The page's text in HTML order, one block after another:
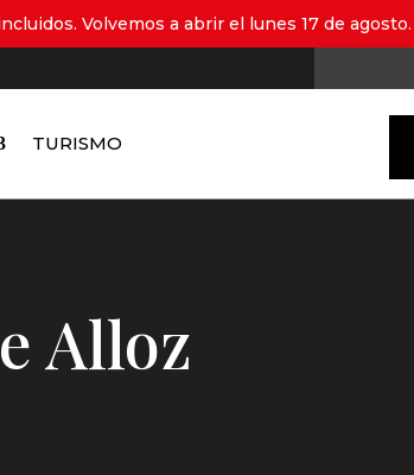
Volvemos a abrir el lunes 17 de agosto.
TURISMO
Alloz